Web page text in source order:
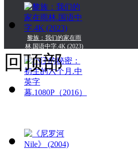
黎族：我们的家在雨
林.国语中字.4K (2023)
回顶部